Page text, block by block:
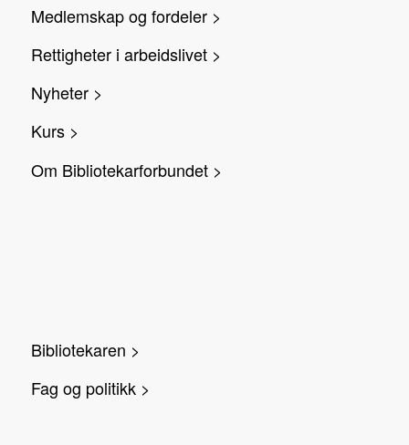
Medlemskap og fordeler >
Rettigheter i arbeidslivet >
Nyheter >
Kurs >
Om Bibliotekarforbundet >
Bibliotekaren >
Fag og politikk >